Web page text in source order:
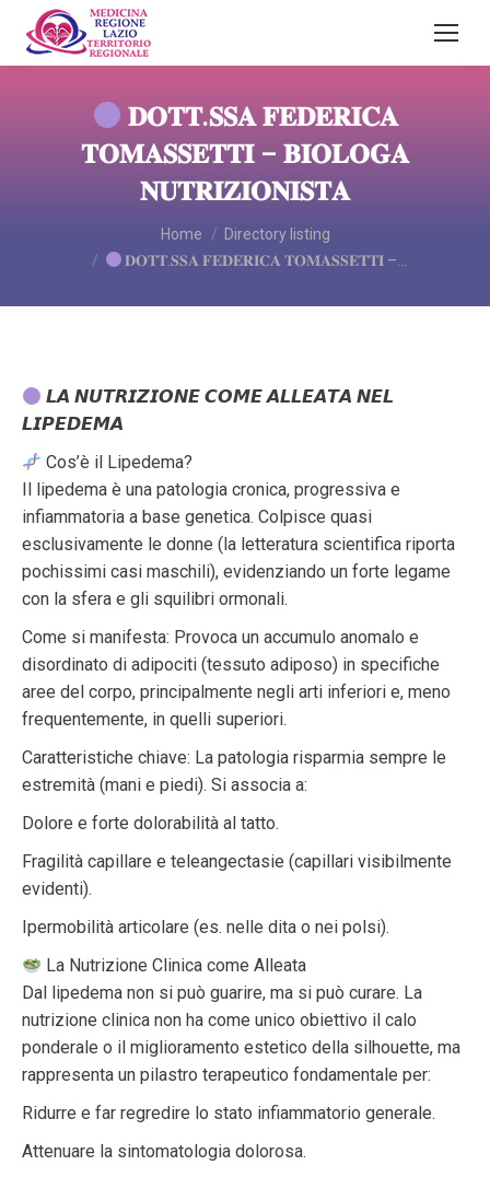
𝐃𝐎𝐓𝐓.𝐒𝐒𝐀 𝐅𝐄𝐃𝐄𝐑𝐈𝐂𝐀
𝐓𝐎𝐌𝐀𝐒𝐒𝐄𝐓𝐓𝐈 – 𝐁𝐈𝐎𝐋𝐎𝐆𝐀
𝐍𝐔𝐓𝐑𝐈𝐙𝐈𝐎𝐍𝐈𝐒𝐓𝐀
Home
Directory listing
𝐃𝐎𝐓𝐓.𝐒𝐒𝐀 𝐅𝐄𝐃𝐄𝐑𝐈𝐂𝐀 𝐓𝐎𝐌𝐀𝐒𝐒𝐄𝐓𝐓𝐈 –…
𝙇𝘼 𝙉𝙐𝙏𝙍𝙄𝙕𝙄𝙊𝙉𝙀 𝘾𝙊𝙈𝙀 𝘼𝙇𝙇𝙀𝘼𝙏𝘼 𝙉𝙀𝙇
𝙇𝙄𝙋𝙀𝘿𝙀𝙈𝘼
Cos’è il Lipedema?
Il lipedema è una patologia cronica, progressiva e
infiammatoria a base genetica. Colpisce quasi
esclusivamente le donne (la letteratura scientifica riporta
pochissimi casi maschili), evidenziando un forte legame
con la sfera e gli squilibri ormonali.
Come si manifesta: Provoca un accumulo anomalo e
disordinato di adipociti (tessuto adiposo) in specifiche
aree del corpo, principalmente negli arti inferiori e, meno
frequentemente, in quelli superiori.
Caratteristiche chiave: La patologia risparmia sempre le
estremità (mani e piedi). Si associa a:
Dolore e forte dolorabilità al tatto.
Fragilità capillare e teleangectasie (capillari visibilmente
evidenti).
Ipermobilità articolare (es. nelle dita o nei polsi).
La Nutrizione Clinica come Alleata
Dal lipedema non si può guarire, ma si può curare. La
nutrizione clinica non ha come unico obiettivo il calo
ponderale o il miglioramento estetico della silhouette, ma
rappresenta un pilastro terapeutico fondamentale per:
Ridurre e far regredire lo stato infiammatorio generale.
Attenuare la sintomatologia dolorosa.